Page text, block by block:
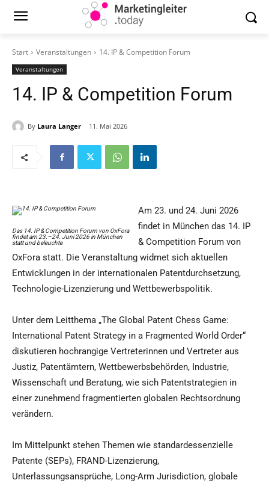
Start Veranstaltungen 14. IP & Competition Forum
Veranstaltungen
14. IP & Competition Forum
By Laura Langer 11. Mai 2026
Das 14. IP & Competition Forum von OxFora
findet am 23.–24. Juni 2026 in München
statt und beleuchte
Am 23. und 24. Juni 2026
findet in München das 14. IP
& Competition Forum von
OxFora statt. Die Veranstaltung widmet sich aktuellen
Entwicklungen in der internationalen Patentdurchsetzung,
Technologie-Lizenzierung und Wettbewerbspolitik.
Unter dem Leitthema „The Global Patent Chess Game:
International Patent Strategy in a Fragmented World Order“
diskutieren hochrangige Vertreterinnen und Vertreter aus
Justiz, Patentämtern, Wettbewerbsbehörden, Industrie,
Wissenschaft und Beratung, wie sich Patentstrategien in
einer zunehmend fragmentierten globalen Rechtsordnung
verändern.
Im Mittelpunkt stehen Themen wie standardessenzielle
Patente (SEPs), FRAND-Lizenzierung,
Unterlassungsansprüche, Long-Arm Jurisdiction, globale